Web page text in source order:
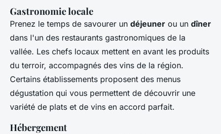
Gastronomie locale
Prenez le temps de savourer un déjeuner ou un dîner
dans l'un des restaurants gastronomiques de la
vallée. Les chefs locaux mettent en avant les produits
du terroir, accompagnés des vins de la région.
Certains établissements proposent des menus
dégustation qui vous permettent de découvrir une
variété de plats et de vins en accord parfait.
Hébergement